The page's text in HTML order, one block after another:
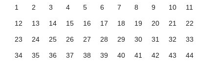
1 2 3 4 5 6 7 8 9 10 11
12 13 14 15 16 17 18 19 20 21 22
23 24 25 26 27 28 29 30 31 32 33
34 35 36 37 38 39 40 41 42 43 44